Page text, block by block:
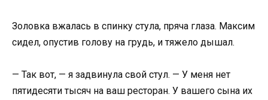
Золовка вжалась в спинку стула, пряча глаза. Максим
сидел, опустив голову на грудь, и тяжело дышал.
— Так вот, — я задвинула свой стул. — У меня нет
пятидесяти тысяч на ваш ресторан. У вашего сына их